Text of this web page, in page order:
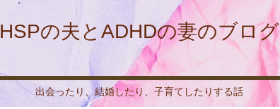
HSPの夫とADHDの妻のブログ
出会ったり、結婚したり、子育てしたりする話